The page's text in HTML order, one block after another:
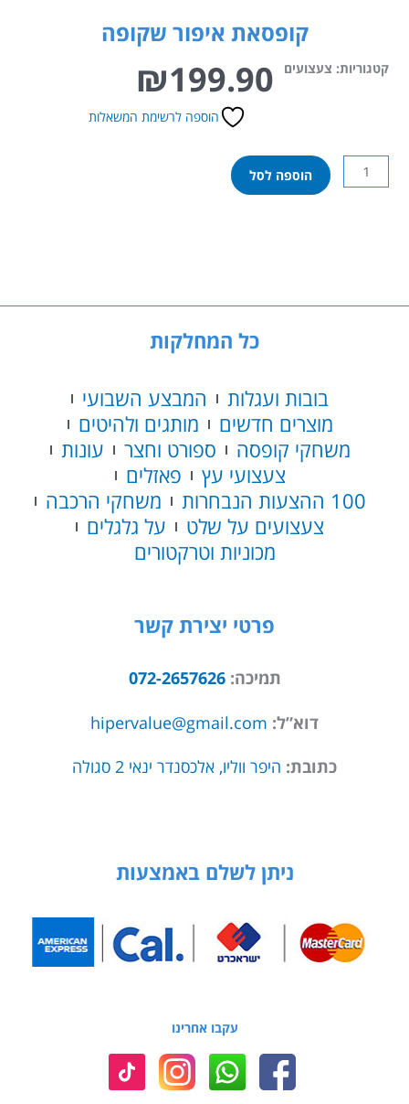
קופסאת איפור שקופה
קטגוריות: צעצועים ₪199.90
הוספה לרשימת המשאלות
כמות
של
הוספה לסל
כל המחלקות
בובות ועגלות
המבצע השבועי
מוצרים חדשים
מותגים ולהיטים
משחקי קופסה
ספורט וחצר
עונות
צעצועי עץ
פאזלים
100 ההצעות הנבחרות
משחקי הרכבה
צעצועים על שלט
על גלגלים
מכוניות וטרקטורים
פרטי יצירת קשר
תמיכה:072-2657626
דוא”ל: hipervalue@gmail.com
כתובת: היפר ווליו, אלכסנדר ינאי 2 סגולה
ניתן לשלם באמצעות
עקבו אחרינו